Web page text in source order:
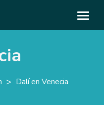
> Dalí en Venecia